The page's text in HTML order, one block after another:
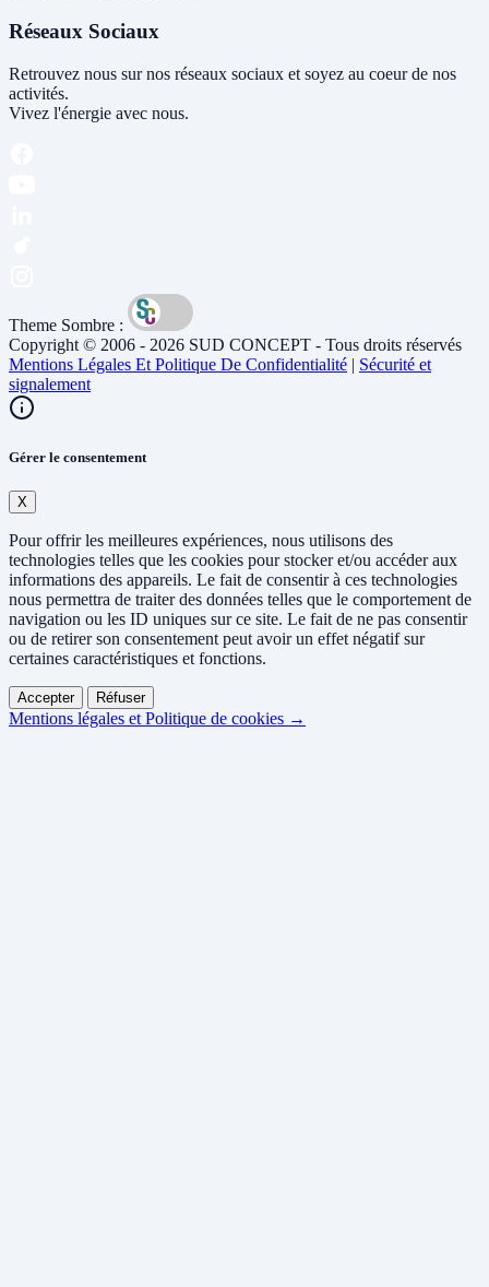
Réseaux Sociaux
Retrouvez nous sur nos réseaux sociaux et soyez au coeur de nos
activités.
Vivez l'énergie avec nous.
Theme Sombre :
Copyright © 2006 - 2026 SUD CONCEPT - Tous droits réservés
Mentions Légales Et Politique De Confidentialité | Sécurité et
signalement
Gérer le consentement
X
Pour offrir les meilleures expériences, nous utilisons des
technologies telles que les cookies pour stocker et/ou accéder aux
informations des appareils. Le fait de consentir à ces technologies
nous permettra de traiter des données telles que le comportement de
navigation ou les ID uniques sur ce site. Le fait de ne pas consentir
ou de retirer son consentement peut avoir un effet négatif sur
certaines caractéristiques et fonctions.
Accepter Réfuser
Mentions légales et Politique de cookies →